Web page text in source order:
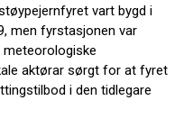
vart bygd i
men fyrstasjonen var
meteorologiske
aktørar sørgt for at fyret
i den tidlegare